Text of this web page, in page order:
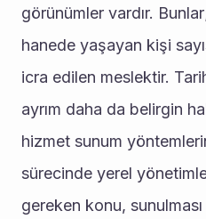
görünümler vardır.
hanede yaşayan kişi
icra edilen meslektir.
ayrım daha da belirgin
hizmet sunum
sürecinde yerel
gereken konu,